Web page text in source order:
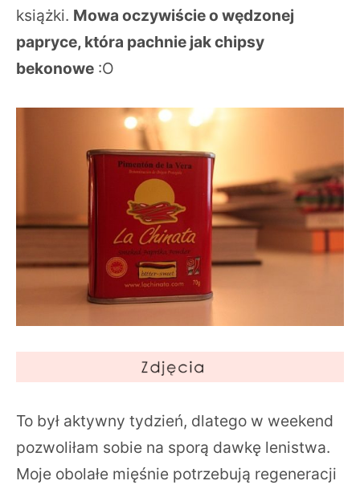
książki. Mowa oczywiście o wędzonej
papryce, która pachnie jak chipsy
bekonowe :O
To był aktywny tydzień, dlatego w weekend
pozwoliłam sobie na sporą dawkę lenistwa.
Moje obolałe mięśnie potrzebują regeneracji